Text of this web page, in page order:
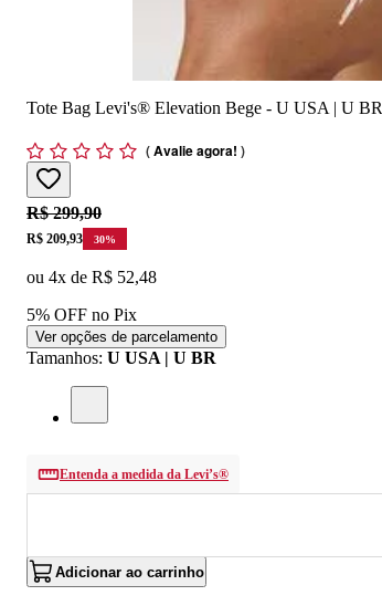
Tote Bag Levi's® Elevation Bege - U USA | U BR
(Avalie agora! )
Original price:
R$ 299,90
Price:
R$ 209,93 30%
ou 4x de R$ 52,48
5% OFF no Pix
Ver opções de parcelamento
Tamanhos: U USA | U BR
Entenda a medida da Levi’s®
Adicionar ao carrinho